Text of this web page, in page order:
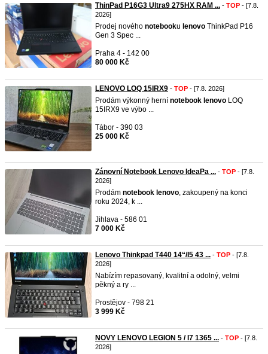
ThinPad P16G3 Ultra9 275HX RAM ... - TOP - [7.8.
2026]
Prodej nového notebooku lenovo ThinkPad P16
Gen 3 Spec ...
Praha 4 - 142 00
80 000 Kč
LENOVO LOQ 15IRX9 - TOP - [7.8. 2026]
Prodám výkonný herní notebook lenovo LOQ
15IRX9 ve výbo ...
Tábor - 390 03
25 000 Kč
Zánovní Notebook Lenovo IdeaPa ... - TOP - [7.8.
2026]
Prodám notebook lenovo, zakoupený na konci
roku 2024, k ...
Jihlava - 586 01
7 000 Kč
Lenovo Thinkpad T440 14“/I5 43 ... - TOP - [7.8.
2026]
Nabízím repasovaný, kvalitní a odolný, velmi
pěkný a ry ...
Prostějov - 798 21
3 999 Kč
NOVY LENOVO LEGION 5 / I7 1365 ... - TOP - [7.8.
2026]